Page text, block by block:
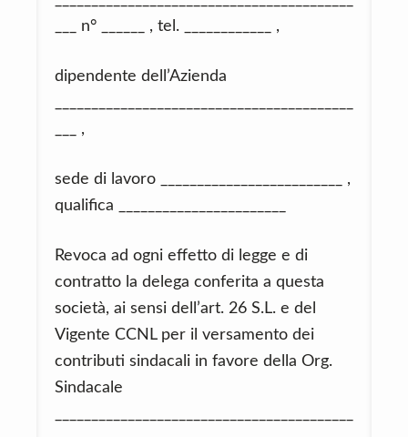
___ n° ______ , tel. ____________ ,
dipendente dell’Azienda
___ ,
sede di lavoro _________________________ ,
qualifica _______________________
Revoca ad ogni effetto di legge e di
contratto la delega conferita a questa
società, ai sensi dell’art. 26 S.L. e del
Vigente CCNL per il versamento dei
contributi sindacali in favore della Org.
Sindacale